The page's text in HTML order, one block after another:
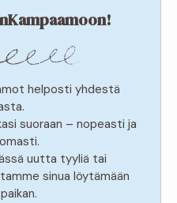
helposti yhdestä
suoraan – nopeasti ja
uutta tyyliä tai
sinua löytämään